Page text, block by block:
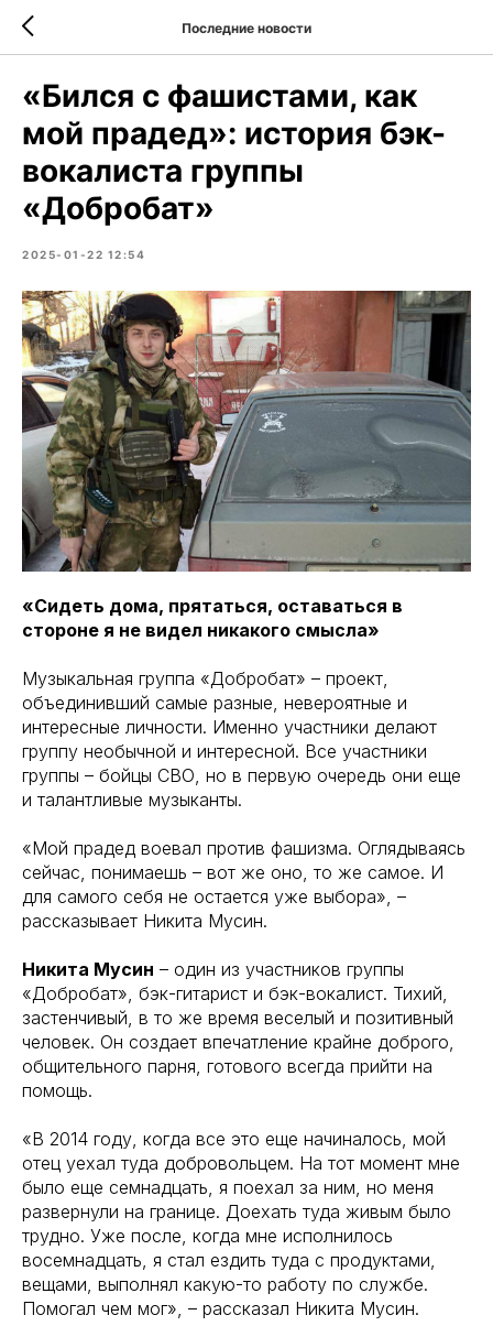
Последние новости
«Бился с фашистами, как
мой прадед»: история бэк-
вокалиста группы
«Добробат»
2025-01-22 12:54
«Сидеть дома, прятаться, оставаться в
стороне я не видел никакого смысла»
Музыкальная группа «Добробат» – проект,
объединивший самые разные, невероятные и
интересные личности. Именно участники делают
группу необычной и интересной. Все участники
группы – бойцы СВО, но в первую очередь они еще
и талантливые музыканты.
«Мой прадед воевал против фашизма. Оглядываясь
сейчас, понимаешь – вот же оно, то же самое. И
для самого себя не остается уже выбора», –
рассказывает Никита Мусин.
Никита Мусин – один из участников группы
«Добробат», бэк-гитарист и бэк-вокалист. Тихий,
застенчивый, в то же время веселый и позитивный
человек. Он создает впечатление крайне доброго,
общительного парня, готового всегда прийти на
помощь.
«В 2014 году, когда все это еще начиналось, мой
отец уехал туда добровольцем. На тот момент мне
было еще семнадцать, я поехал за ним, но меня
развернули на границе. Доехать туда живым было
трудно. Уже после, когда мне исполнилось
восемнадцать, я стал ездить туда с продуктами,
вещами, выполнял какую-то работу по службе.
Помогал чем мог», – рассказал Никита Мусин.